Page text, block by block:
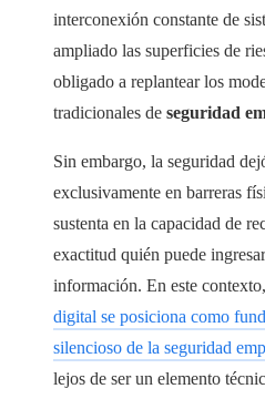
interconexión constante de
ampliado las superficies de
obligado a replantear los
tradicionales de seguridad
Sin embargo, la seguridad
exclusivamente en barreras
sustenta en la capacidad de
exactitud quién puede
información. En este contexto,
digital se posiciona como
silencioso de la seguridad
lejos de ser un elemento